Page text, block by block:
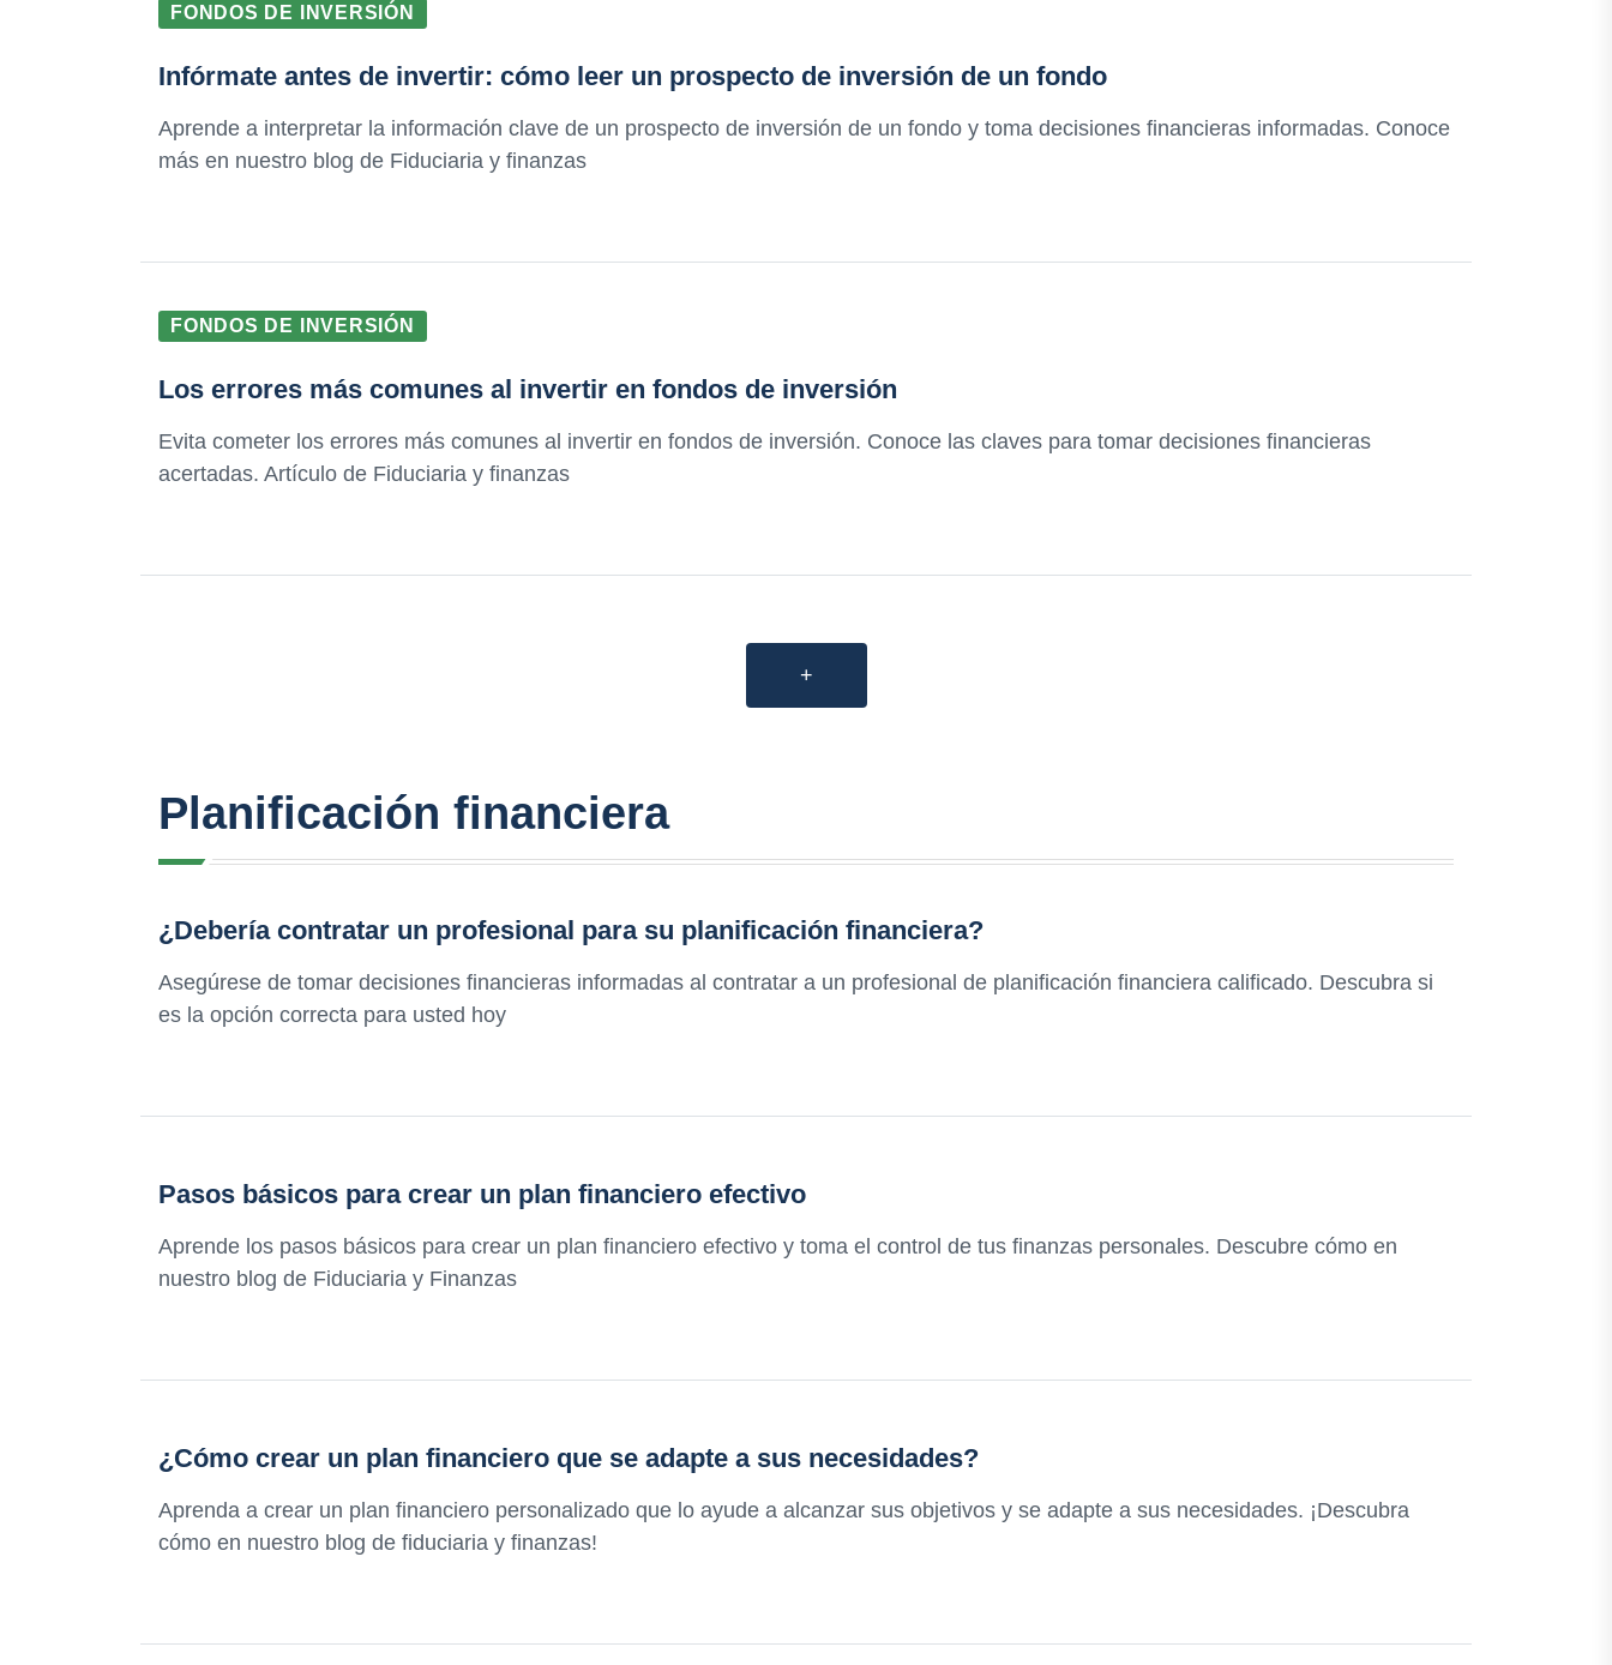
FONDOS DE INVERSIÓN
Infórmate antes de invertir: cómo leer un prospecto de inversión de un fondo
Aprende a interpretar la información clave de un prospecto de inversión de un fondo y toma decisiones financieras informadas. Conoce
más en nuestro blog de Fiduciaria y finanzas
FONDOS DE INVERSIÓN
Los errores más comunes al invertir en fondos de inversión
Evita cometer los errores más comunes al invertir en fondos de inversión. Conoce las claves para tomar decisiones financieras
acertadas. Artículo de Fiduciaria y finanzas
+
Planificación financiera
¿Debería contratar un profesional para su planificación financiera?
Asegúrese de tomar decisiones financieras informadas al contratar a un profesional de planificación financiera calificado. Descubra si
es la opción correcta para usted hoy
Pasos básicos para crear un plan financiero efectivo
Aprende los pasos básicos para crear un plan financiero efectivo y toma el control de tus finanzas personales. Descubre cómo en
nuestro blog de Fiduciaria y Finanzas
¿Cómo crear un plan financiero que se adapte a sus necesidades?
Aprenda a crear un plan financiero personalizado que lo ayude a alcanzar sus objetivos y se adapte a sus necesidades. ¡Descubra
cómo en nuestro blog de fiduciaria y finanzas!